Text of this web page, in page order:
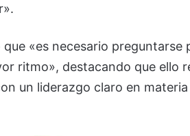
«es necesario preguntarse
ritmo», destacando que ello
un liderazgo claro en